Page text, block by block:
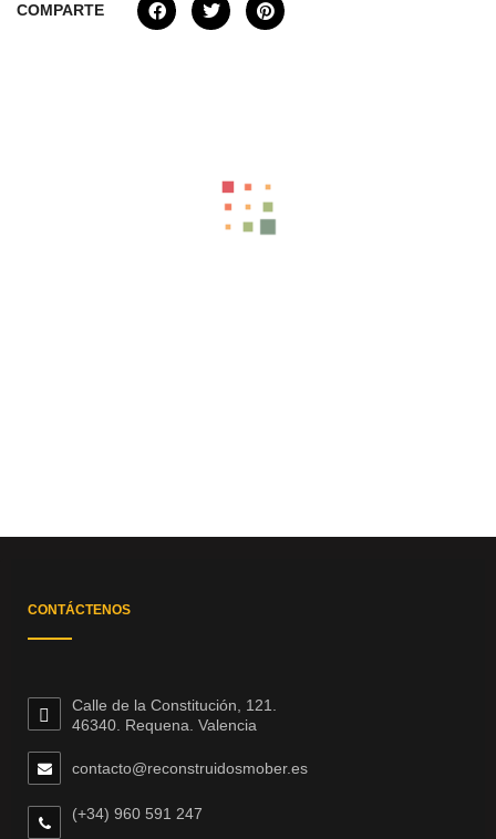
COMPARTE
CONTÁCTENOS
Calle de la Constitución, 121.
46340. Requena. Valencia
contacto@reconstruidosmober.es
(+34) 960 591 247